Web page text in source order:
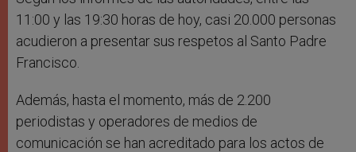
11:00 y las 19:30 horas de hoy, casi 20.000 personas
acudieron a presentar sus respetos al Santo Padre
Francisco.
Además, hasta el momento, más de 2.200
periodistas y operadores de medios de
comunicación se han acreditado para los actos de